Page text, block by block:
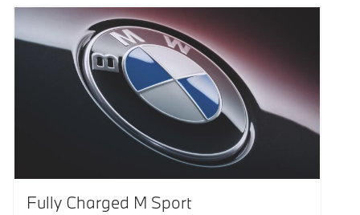
Fully Charged M Sport